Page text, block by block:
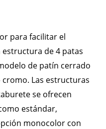
para facilitar el
de 4 patas
de patín cerrado
cromo. Las estructuras
se ofrecen
estándar,
monocolor con